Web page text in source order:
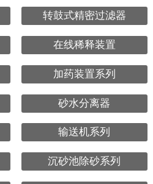
转鼓式精密过滤器
在线稀释装置
加药装置系列
砂水分离器
输送机系列
沉砂池除砂系列